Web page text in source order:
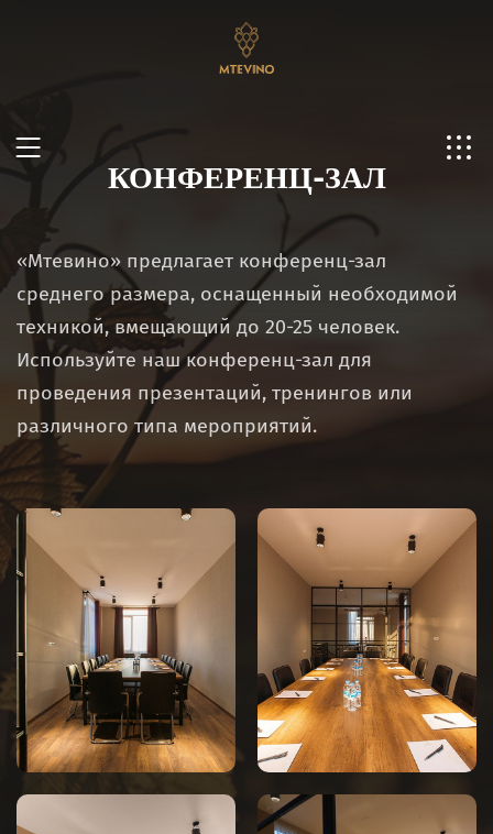
КОНФЕРЕНЦ-ЗАЛ
«Мтевино» предлагает конференц-зал
среднего размера, оснащенный необходимой
техникой, вмещающий до 20-25 человек.
Используйте наш конференц-зал для
проведения презентаций, тренингов или
различного типа мероприятий.